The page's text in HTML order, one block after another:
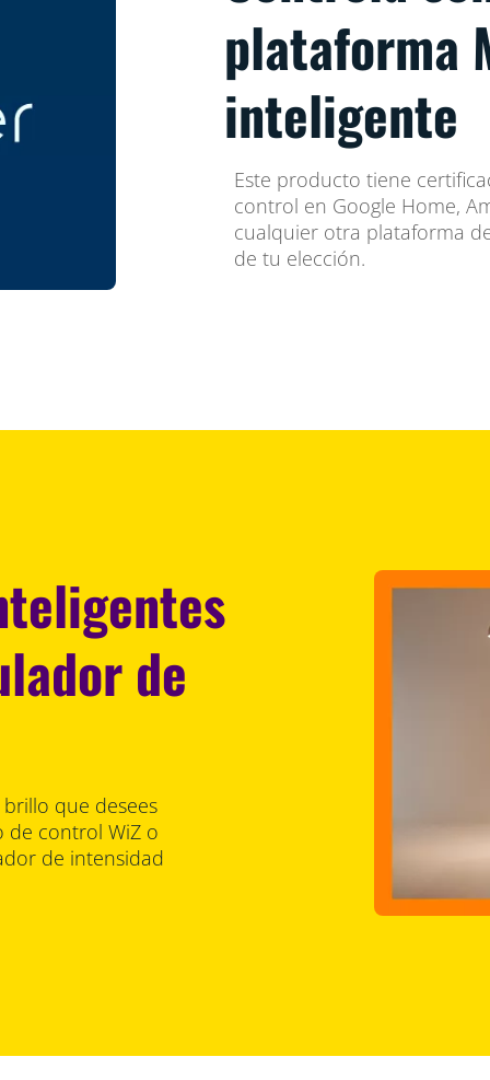
plataforma
inteligente
Este producto tiene
control en Google Home,
cualquier otra plataforma
de tu elección.
de
que desees
de control WiZ o
de intensidad